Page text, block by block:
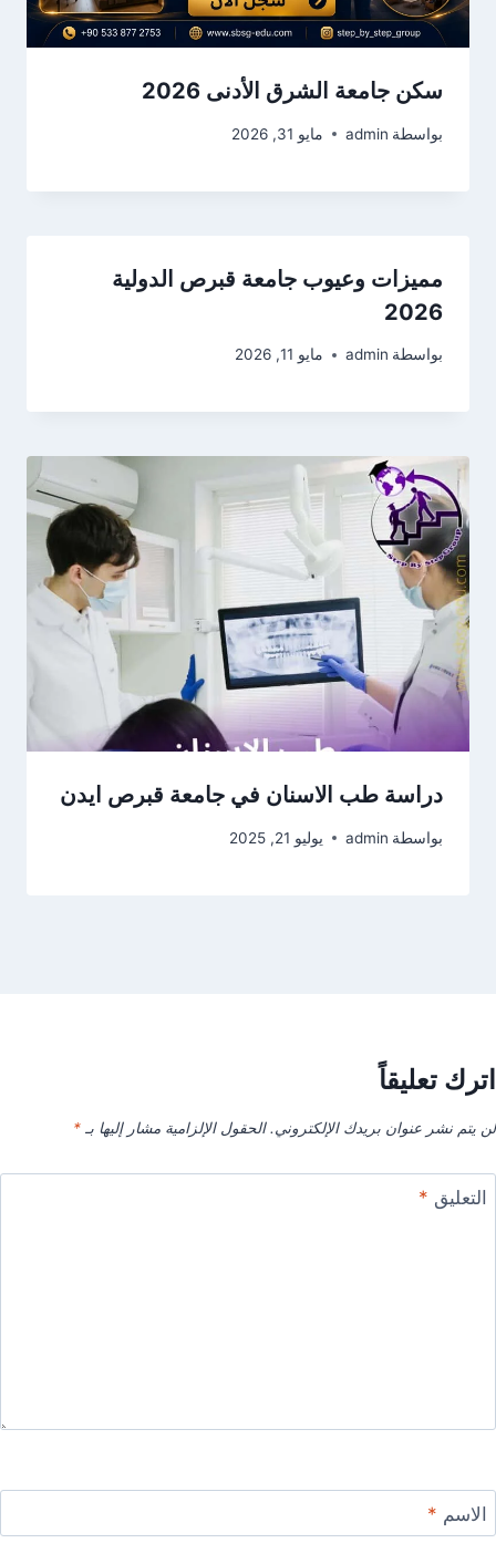
سكن جامعة الشرق الأدنى 2026
بواسطة admin مايو 31, 2026
مميزات وعيوب جامعة قبرص الدولية
2026
بواسطة admin مايو 11, 2026
دراسة طب الاسنان في جامعة قبرص ايدن
بواسطة admin يوليو 21, 2025
اترك تعليقاً
لن يتم نشر عنوان بريدك الإلكتروني. الحقول الإلزامية مشار إليها بـ *
التعليق *
الاسم *